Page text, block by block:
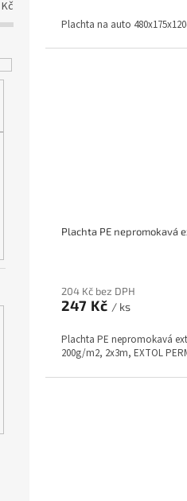
Kč
Plachta na auto
204 Kč bez DPH
247 Kč / ks
Plachta PE nepromokavá
200g/m2, 2x3m, EXTOL